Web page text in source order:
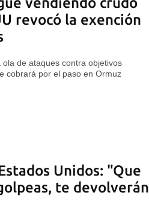
revocó la exención
de ataques contra objetivos
cobrará por el paso en Ormuz
Unidos: "Que
te devolverán